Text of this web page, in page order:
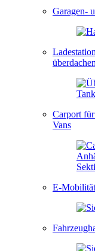
Garagen-
überdachen
Carport
Vans
E-Mobilität